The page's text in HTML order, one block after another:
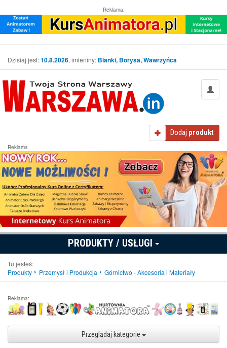
Reklama:
Dzisiaj jest:10.8.2026, imieniny: Bianki, Borysa, Wawrzyńca
Dodaj produkt
Reklama
PRODUKTY / USŁUGI
Tu jesteś:
Produkty
Przemysł i Produkcja Górnictwo - Akcesoria i Materiały
Reklama:
Przeglądaj kategorie